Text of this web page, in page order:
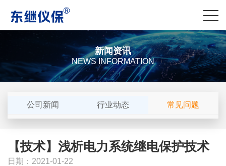
新闻资讯
NEWS INFORMATION
公司新闻 行业动态 常见问题
【技术】浅析电力系统继电保护技术
日期：2021-01-22